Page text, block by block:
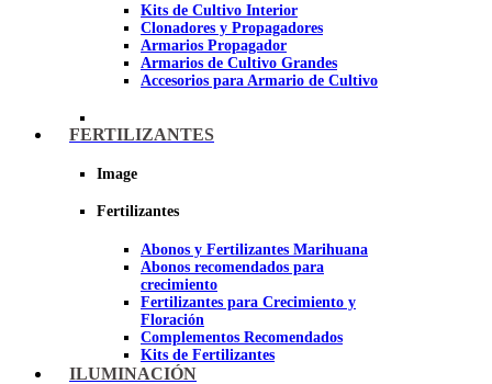
Kits de Cultivo Interior
Clonadores y Propagadores
Armarios Propagador
Armarios de Cultivo Grandes
Accesorios para Armario de Cultivo
FERTILIZANTES
Image
Fertilizantes
Abonos y Fertilizantes Marihuana
Abonos recomendados para
crecimiento
Fertilizantes para Crecimiento y
Floración
Complementos Recomendados
Kits de Fertilizantes
ILUMINACIÓN